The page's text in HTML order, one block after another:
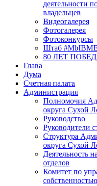
деятельности
владельцев
Видеогалерея
Фотогалерея
Фотоконкурсы
Штаб
80 ЛЕТ
Глава
Дума
Счетная палата
Администрация
Полномочия
округа Сухой
Руководство
Руководители
Структура
округа Сухой
Деятельность
отделов
Комитет по
собственностью